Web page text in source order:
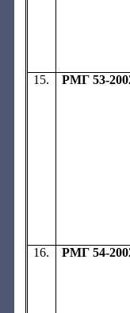
15. РМГ 53-
16. РМГ 54-